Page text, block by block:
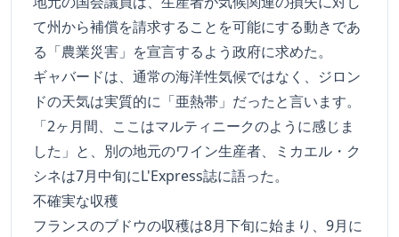
て州から補償を請求することを可能にする動きであ
る「農業災害」を宣言するよう政府に求めた。
ギャバードは、通常の海洋性気候ではなく、ジロン
ドの天気は実質的に「亜熱帯」だったと言います。
「2ヶ月間、ここはマルティニークのように感じま
した」と、別の地元のワイン生産者、ミカエル・ク
シネは7月中旬にL'Express誌に語った。
不確実な収穫
フランスのブドウの収穫は8月下旬に始まり、9月に